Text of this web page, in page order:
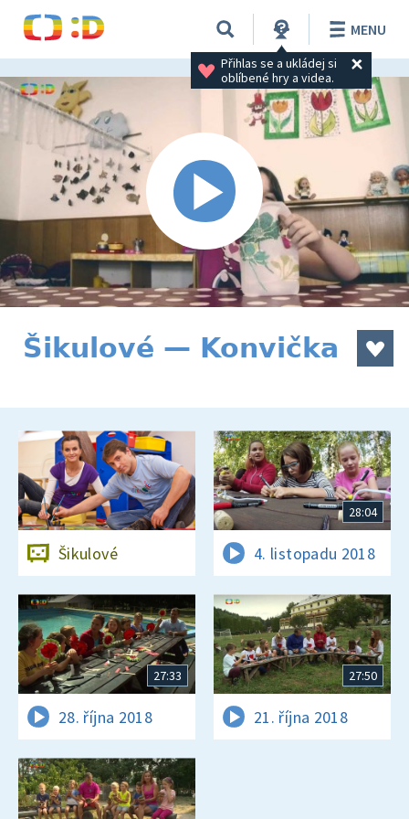
Přihlas se a ukládej si
oblíbené hry a videa.
MENU
Šikulové — Konvička
Šikulové
28:04
4. listopadu 2018
27:33
28. října 2018
27:50
21. října 2018